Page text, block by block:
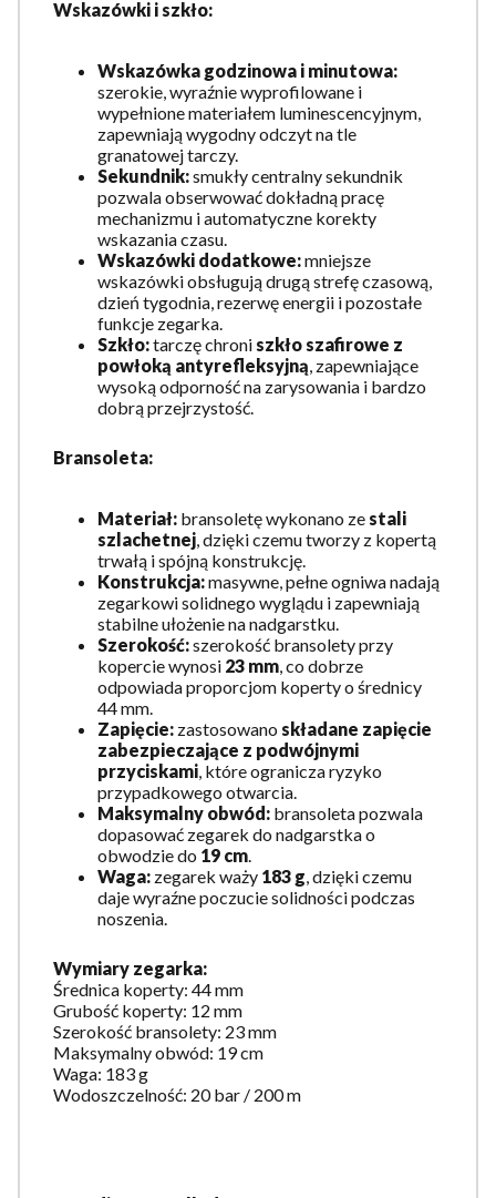
Wskazówki i szkło:
Wskazówka godzinowa i minutowa:
szerokie, wyraźnie wyprofilowane i
wypełnione materiałem luminescencyjnym,
zapewniają wygodny odczyt na tle
granatowej tarczy.
Sekundnik:smukły centralny sekundnik
pozwala obserwować dokładną pracę
mechanizmu i automatyczne korekty
wskazania czasu.
Wskazówki dodatkowe:mniejsze
wskazówki obsługują drugą strefę czasową,
dzień tygodnia, rezerwę energii i pozostałe
funkcje zegarka.
Szkło:tarczę chroni szkło szafirowe z
powłoką antyrefleksyjną , zapewniające
wysoką odporność na zarysowania i bardzo
dobrą przejrzystość.
Bransoleta:
Materiał: bransoletę wykonano ze stali
szlachetnej , dzięki czemu tworzy z kopertą
trwałą i spójną konstrukcję.
Konstrukcja:masywne, pełne ogniwa nadają
zegarkowi solidnego wyglądu i zapewniają
stabilne ułożenie na nadgarstku.
Szerokość:szerokość bransolety przy
kopercie wynosi 23 mm , co dobrze
odpowiada proporcjom koperty o średnicy
44 mm.
Zapięcie: zastosowano składane zapięcie
zabezpieczające z podwójnymi
przyciskami , które ogranicza ryzyko
przypadkowego otwarcia.
Maksymalny obwód: bransoleta pozwala
dopasować zegarek do nadgarstka o
obwodzie do 19 cm
Waga: zegarek waży 183 g , dzięki czemu
daje wyraźne poczucie solidności podczas
noszenia.
Wymiary zegarka:
Średnica koperty: 44 mm
Grubość koperty: 12 mm
Szerokość bransolety: 23 mm
Maksymalny obwód: 19 cm
Waga: 183 g
Wodoszczelność: 20 bar / 200 m